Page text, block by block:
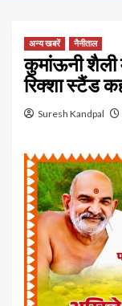
अन्य खबरें नैनीताल
कुमांऊनी शैली
रिक्शा स्टैंड
Suresh Kandpal